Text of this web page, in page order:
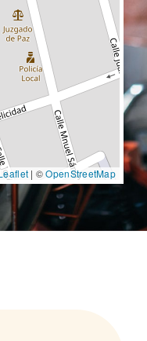
| ©OpenStreetMap